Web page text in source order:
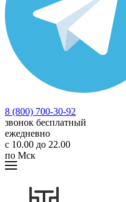
8 (800) 700-30-92
звонок бесплатный
ежедневно
с 10.00 до 22.00
по Мск